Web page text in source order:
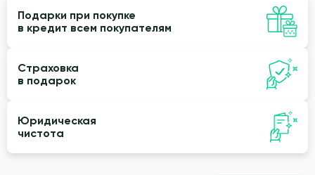
Подарки при покупке
в кредит всем покупателям
Страховка
в подарок
Юридическая
чистота